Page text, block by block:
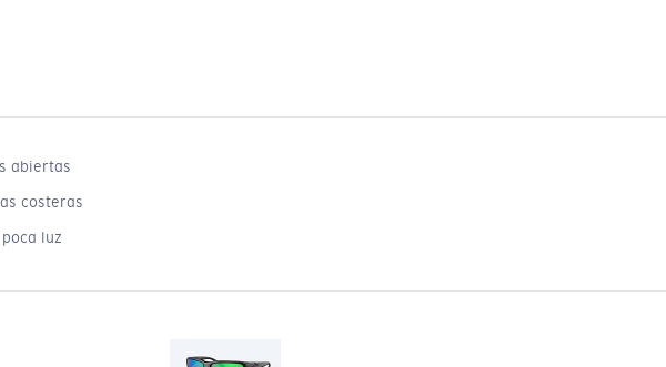
abiertas
costeras
luz